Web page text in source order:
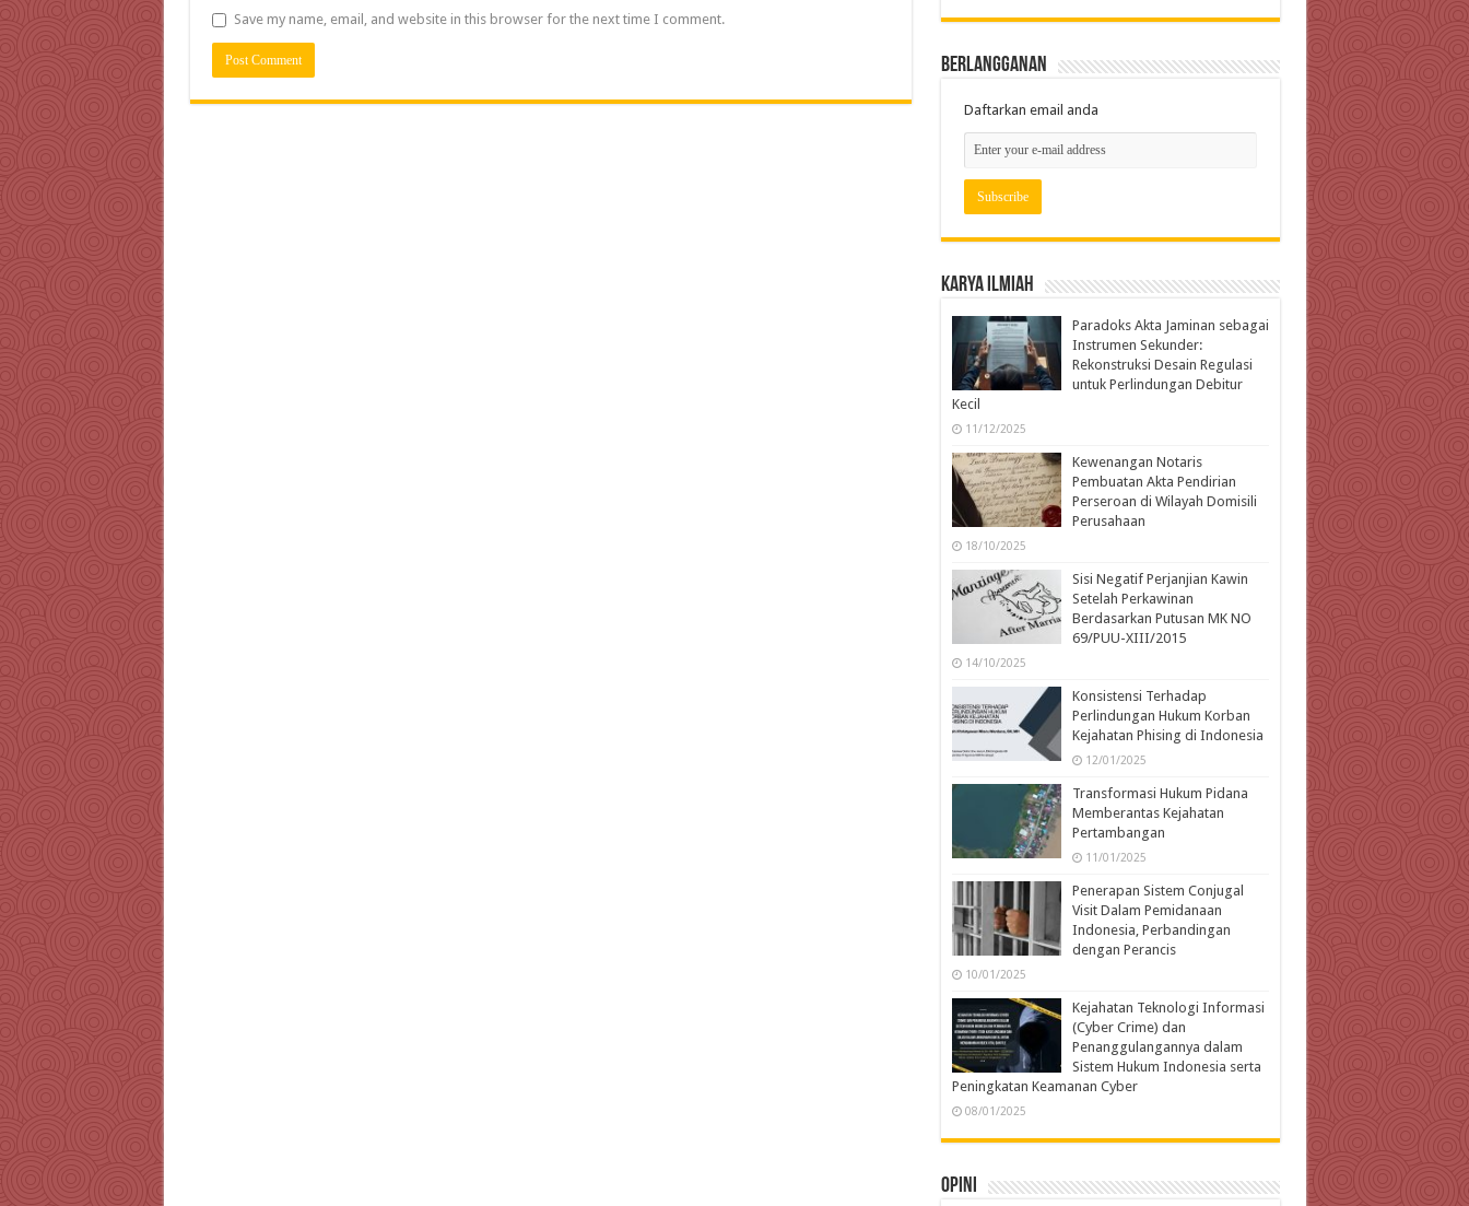
Save my name, email, and website in this browser for the next time I comment.
Berlangganan
Daftarkan email anda
Karya Ilmiah
Paradoks Akta Jaminan sebagai
Instrumen Sekunder:
Rekonstruksi Desain Regulasi
untuk Perlindungan Debitur
Kecil
11/12/2025
Kewenangan Notaris
Pembuatan Akta Pendirian
Perseroan di Wilayah Domisili
Perusahaan
18/10/2025
Sisi Negatif Perjanjian Kawin
Setelah Perkawinan
Berdasarkan Putusan MK NO
69/PUU-XIII/2015
14/10/2025
Konsistensi Terhadap
Perlindungan Hukum Korban
Kejahatan Phising di Indonesia
12/01/2025
Transformasi Hukum Pidana
Memberantas Kejahatan
Pertambangan
11/01/2025
Penerapan Sistem Conjugal
Visit Dalam Pemidanaan
Indonesia, Perbandingan
dengan Perancis
10/01/2025
Kejahatan Teknologi Informasi
(Cyber Crime) dan
Penanggulangannya dalam
Sistem Hukum Indonesia serta
Peningkatan Keamanan Cyber
08/01/2025
Opini